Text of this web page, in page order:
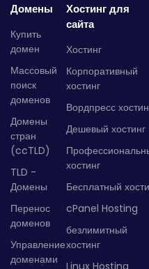
Домены
Купить
домен
Массовый
поиск
доменов
Домены
стран
(ccTLD)
TLD -
Домены
Перенос
доменов
Управление
доменами
Хостинг для
сайта
Хостинг
Корпоративный
хостинг
Вордпресс
Дешевый хостинг
хостинг
Бесплатный
cPanel Hosting
безлимитный
хостинг
Linux Hosting